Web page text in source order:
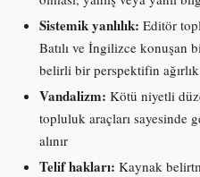
Sistemik yanlılık: Editör
Batılı ve İngilizce konuşan
belirli bir perspektifin
Vandalizm: Kötü niyetli
topluluk araçları sayesinde
alınır
Telif hakları: Kaynak